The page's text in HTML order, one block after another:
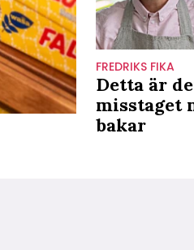
FREDRIKS FIKA
Detta är
misstaget
bakar